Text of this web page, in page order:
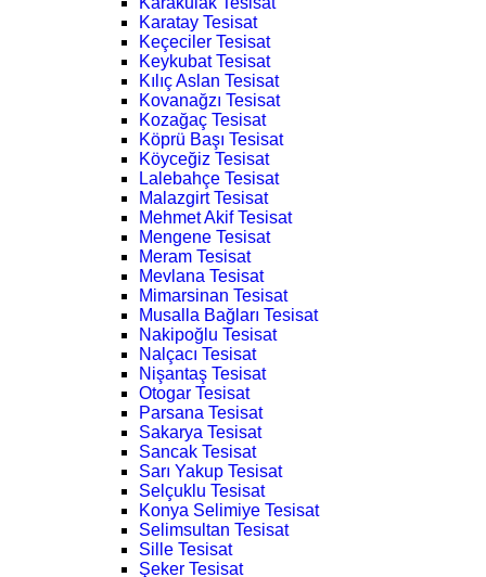
Karatay Tesisat
Keçeciler Tesisat
Keykubat Tesisat
Kılıç Aslan Tesisat
Kovanağzı Tesisat
Kozağaç Tesisat
Köprü Başı Tesisat
Köyceğiz Tesisat
Lalebahçe Tesisat
Malazgirt Tesisat
Mehmet Akif Tesisat
Mengene Tesisat
Meram Tesisat
Mevlana Tesisat
Mimarsinan Tesisat
Musalla Bağları Tesisat
Nakipoğlu Tesisat
Nalçacı Tesisat
Nişantaş Tesisat
Otogar Tesisat
Parsana Tesisat
Sakarya Tesisat
Sancak Tesisat
Sarı Yakup Tesisat
Selçuklu Tesisat
Konya Selimiye Tesisat
Selimsultan Tesisat
Sille Tesisat
Şeker Tesisat